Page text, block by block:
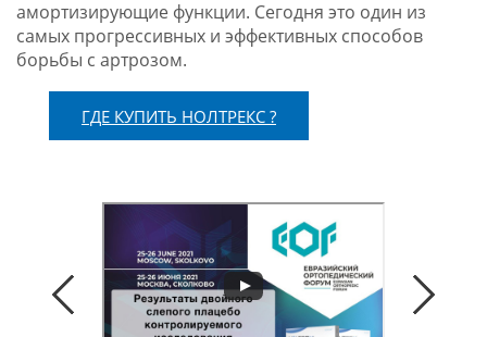
амортизирующие функции. Сегодня это один из
самых прогрессивных и эффективных способов
борьбы с артрозом.
ГДЕ КУПИТЬ НОЛТРЕКС ?